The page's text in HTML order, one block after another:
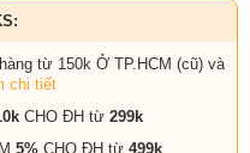
từ 150k Ở TP.HCM (cũ) và
chi tiết
CHO ĐH từ 299k
5% CHO ĐH từ 499k